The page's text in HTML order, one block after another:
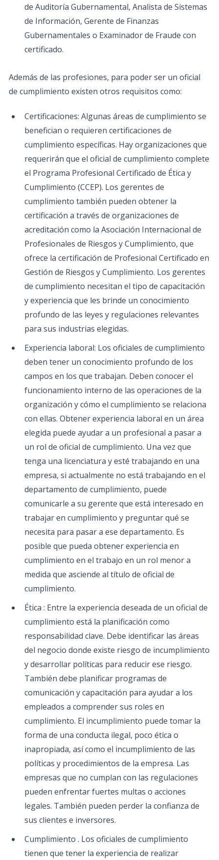
de Auditoría Gubernamental, Analista de Sistemas
de Información, Gerente de Finanzas
Gubernamentales o Examinador de Fraude con
certificado.
Además de las profesiones, para poder ser un oficial
de cumplimiento existen otros requisitos como:
Certificaciones: Algunas áreas de cumplimiento se
benefician o requieren certificaciones de
cumplimiento específicas. Hay organizaciones que
requerirán que el oficial de cumplimiento complete
el Programa Profesional Certificado de Ética y
Cumplimiento (CCEP). Los gerentes de
cumplimiento también pueden obtener la
certificación a través de organizaciones de
acreditación como la Asociación Internacional de
Profesionales de Riesgos y Cumplimiento, que
ofrece la certificación de Profesional Certificado en
Gestión de Riesgos y Cumplimiento. Los gerentes
de cumplimiento necesitan el tipo de capacitación
y experiencia que les brinde un conocimiento
profundo de las leyes y regulaciones relevantes
para sus industrias elegidas.
Experiencia laboral: Los oficiales de cumplimiento
deben tener un conocimiento profundo de los
campos en los que trabajan. Deben conocer el
funcionamiento interno de las operaciones de la
organización y cómo el cumplimiento se relaciona
con ellas. Obtener experiencia laboral en un área
elegida puede ayudar a un profesional a pasar a
un rol de oficial de cumplimiento. Una vez que
tenga una licenciatura y esté trabajando en una
empresa, si actualmente no está trabajando en el
departamento de cumplimiento, puede
comunicarle a su gerente que está interesado en
trabajar en cumplimiento y preguntar qué se
necesita para pasar a ese departamento. Es
posible que pueda obtener experiencia en
cumplimiento en el trabajo en un rol menor a
medida que asciende al título de oficial de
cumplimiento.
Ética : Entre la experiencia deseada de un oficial de
cumplimiento está la planificación como
responsabilidad clave. Debe identificar las áreas
del negocio donde existe riesgo de incumplimiento
y desarrollar políticas para reducir ese riesgo.
También debe planificar programas de
comunicación y capacitación para ayudar a los
empleados a comprender sus roles en
cumplimiento. El incumplimiento puede tomar la
forma de una conducta ilegal, poco ética o
inapropiada, así como el incumplimiento de las
políticas y procedimientos de la empresa. Las
empresas que no cumplan con las regulaciones
pueden enfrentar fuertes multas o acciones
legales. También pueden perder la confianza de
sus clientes e inversores.
Cumplimiento . Los oficiales de cumplimiento
tienen que tener la experiencia de realizar